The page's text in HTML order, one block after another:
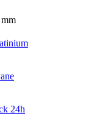
24h